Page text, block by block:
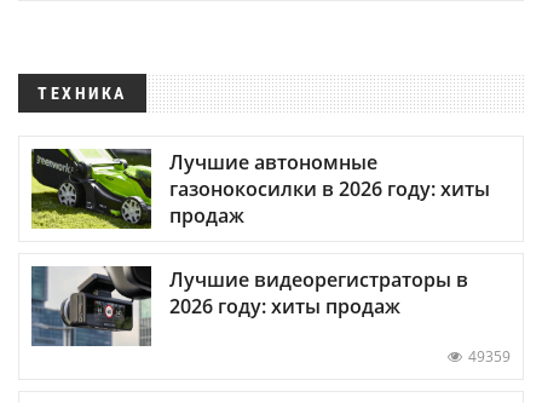
ТЕХНИКА
Лучшие автономные
газонокосилки в 2026 году: хиты
продаж
Лучшие видеорегистраторы в
2026 году: хиты продаж
49359